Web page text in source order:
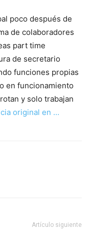
poco después de
de colaboradores
part time
de secretario
funciones propias
en funcionamiento
y solo trabajan
original en …
Artículo siguiente